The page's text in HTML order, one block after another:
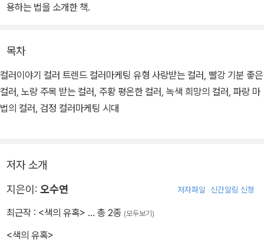
용하는 법을 소개한 책.
목차
컬러이야기 컬러 트렌드 컬러마케팅 유형 사랑받는 컬러, 빨강 기분 좋은
컬러, 노랑 주목 받는 컬러, 주황 평온한 컬러, 녹색 희망의 컬러, 파랑 마
법의 컬러, 검정 컬러마케팅 시대
저자 소개
지은이: 오수연 저자파일 신간알림 신청
최근작 : <색의 유혹> … 총 2종 (모두보기)
<색의 유혹>